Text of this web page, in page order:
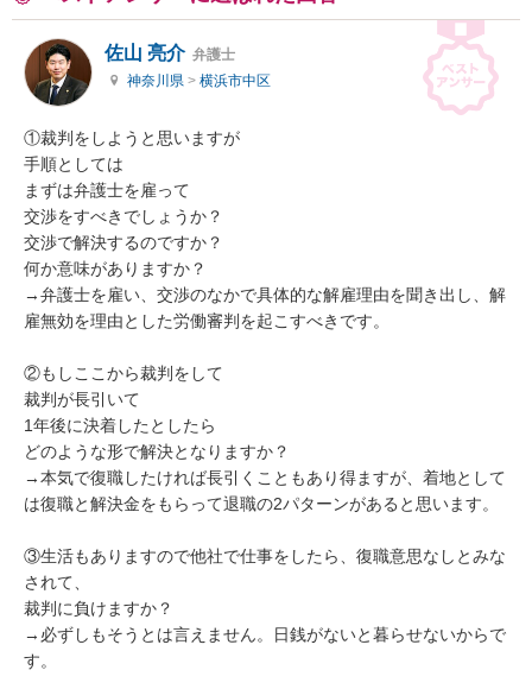
佐山 亮介 弁護士
神奈川県 > 横浜市中区
①裁判をしようと思いますが
手順としては
まずは弁護士を雇って
交渉をすべきでしょうか？
交渉で解決するのですか？
何か意味がありますか？
→弁護士を雇い、交渉のなかで具体的な解雇理由を聞き出し、解
雇無効を理由とした労働審判を起こすべきです。
②もしここから裁判をして
裁判が長引いて
1年後に決着したとしたら
どのような形で解決となりますか？
→本気で復職したければ長引くこともあり得ますが、着地として
は復職と解決金をもらって退職の2パターンがあると思います。
③生活もありますので他社で仕事をしたら、復職意思なしとみな
されて、
裁判に負けますか？
→必ずしもそうとは言えません。日銭がないと暮らせないからで
す。